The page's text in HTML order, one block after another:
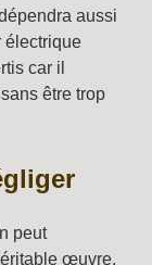
aussi
électrique
car il
être trop
peut
œuvre.